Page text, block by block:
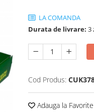
LA COMANDA
Durata de livrare: 3
Cod Produs:
Adauga la Favorite